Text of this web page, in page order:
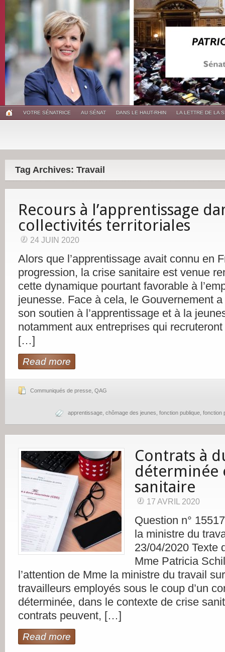
VOTRE SÉNATRICE AU SÉNAT DANS LE HAUT-RHIN LA LETTRE DE LA
Tag Archives: Travail
Recours à l’apprentissage
collectivités territoriales
24 JUIN 2020
Alors que l’apprentissage avait connu en
progression, la crise sanitaire est venue
cette dynamique pourtant favorable à
jeunesse. Face à cela, le Gouvernement
son soutien à l’apprentissage et à la
notamment aux entreprises qui
[…]
Read more
Communiqués de presse QAG
apprentissage chômage des jeunes fonction publique fonction
Contrats à
déterminée
sanitaire
17 AVRIL 2020
Question n°
la ministre du
23/04/2020 Texte
Mme Patricia
l’attention de Mme la ministre du travail
travailleurs employés sous le coup d’un
déterminée, dans le contexte de crise
contrats peuvent, […]
Read more